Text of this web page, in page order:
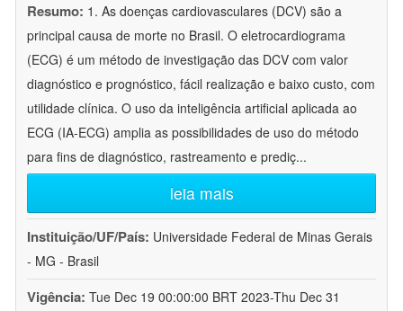
Resumo: 1. As doenças cardiovasculares (DCV) são a
principal causa de morte no Brasil. O eletrocardiograma
(ECG) é um método de investigação das DCV com valor
diagnóstico e prognóstico, fácil realização e baixo custo, com
utilidade clínica. O uso da inteligência artificial aplicada ao
ECG (IA-ECG) amplia as possibilidades de uso do método
para fins de diagnóstico, rastreamento e prediç...
leia mais
Instituição/UF/País: Universidade Federal de Minas Gerais
- MG - Brasil
Vigência: Tue Dec 19 00:00:00 BRT 2023-Thu Dec 31